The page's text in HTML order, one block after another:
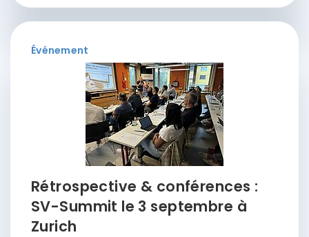
Événement
Rétrospective & conférences :
SV-Summit le 3 septembre à
Zurich